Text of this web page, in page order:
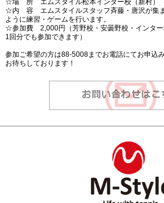
☆場 所 エムスタイル松本インター校（新村）
☆内 容 エムスタイルスタッフ斉藤・唐沢が集
ように練習・ゲームを行います。
☆参加費 2,000円（芳野校・安曇野校・インター
1回分でも参加できます）
参加ご希望の方は88-5008までお電話にてお申込
お待ちしております！